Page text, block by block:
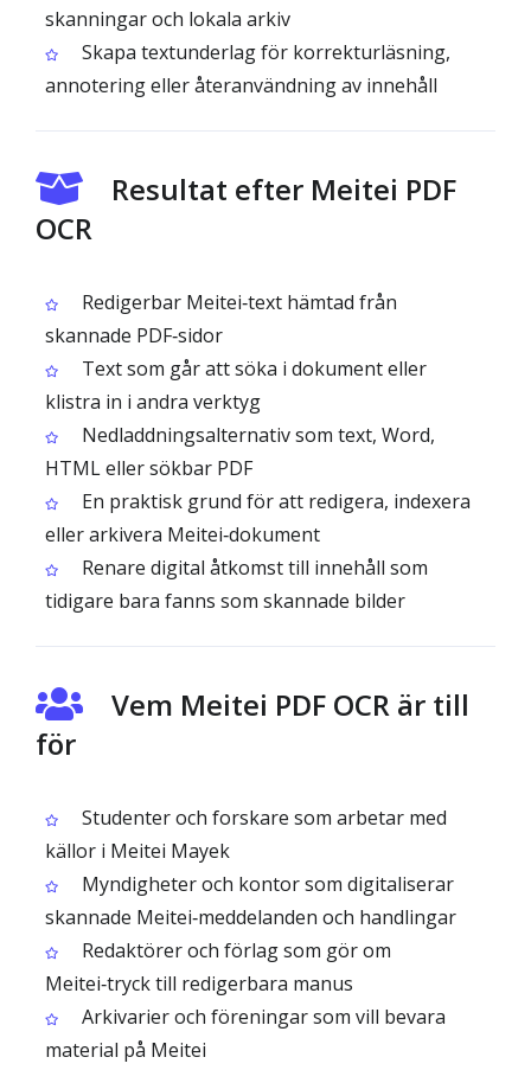
skanningar och lokala arkiv
Skapa textunderlag för korrekturläsning,
annotering eller återanvändning av innehåll
Resultat efter Meitei PDF
OCR
Redigerbar Meitei‑text hämtad från
skannade PDF‑sidor
Text som går att söka i dokument eller
klistra in i andra verktyg
Nedladdningsalternativ som text, Word,
HTML eller sökbar PDF
En praktisk grund för att redigera, indexera
eller arkivera Meitei‑dokument
Renare digital åtkomst till innehåll som
tidigare bara fanns som skannade bilder
Vem Meitei PDF OCR är till
för
Studenter och forskare som arbetar med
källor i Meitei Mayek
Myndigheter och kontor som digitaliserar
skannade Meitei‑meddelanden och handlingar
Redaktörer och förlag som gör om
Meitei‑tryck till redigerbara manus
Arkivarier och föreningar som vill bevara
material på Meitei